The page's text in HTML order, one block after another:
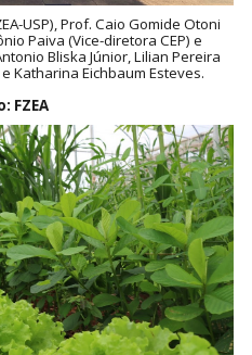
USP), Prof. Caio Gomide Otoni
Paiva (Vice-diretora CEP) e
Bliska Júnior, Lilian Pereira
Katharina Eichbaum Esteves.
FZEA